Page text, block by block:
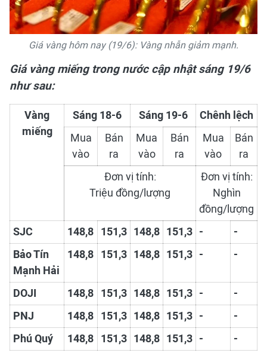
Giá vàng hôm nay (19/6): Vàng nhẫn giảm mạnh.
Giá vàng miếng trong nước cập nhật sáng 19/6
như sau:
Vàng
miếng
Sáng 18-6 Sáng 19-6
Chênh lệch
Mua
vào
Bán
ra
Mua
vào
Bán
ra
Mua
vào
Bán
ra
Đơn vị tính:
Triệu đồng/lượng
Đơn vị tính:
Nghìn
đồng/lượng
SJC
148,8 151,3 148,8 151,3 -
-
Bảo Tín
Mạnh Hải
148,8 151,3 148,8 151,3 - -
DOJI 148,8 151,3 148,8 151,3 -
-
PNJ
148,8 151,3 148,8 151,3 -
-
Phú Quý
148,8 151,3 148,8 151,3 - -